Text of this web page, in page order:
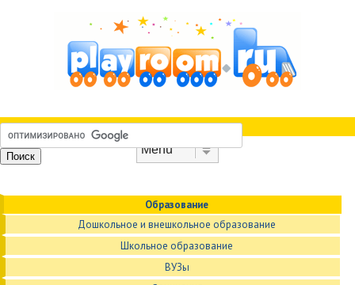
Образование
Дошкольное и внешкольное образование
Школьное образование
ВУЗы